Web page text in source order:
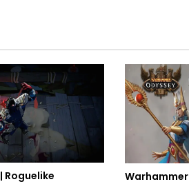
Roguelike